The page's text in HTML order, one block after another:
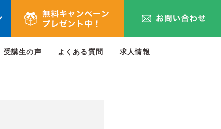
受講生の声 よくある質問 求人情報